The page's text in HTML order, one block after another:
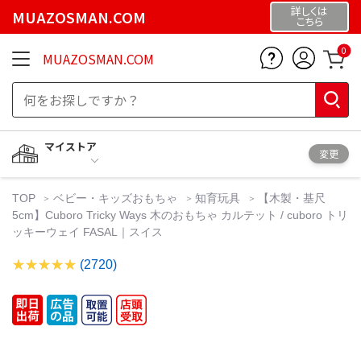
MUAZOSMAN.COM 詳しくは
こちら
MUAZOSMAN.COM 0
マイストア
変更
TOP ベビー・キッズおもちゃ 知育玩具
【木製・基尺
5cm】Cuboro Tricky Ways 木のおもちゃ カルテット / cuboro トリ
ッキーウェイ FASAL｜スイス
(2720)